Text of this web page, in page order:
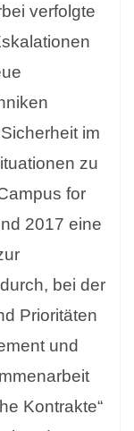
verfolgte
im
zu
for
2017 eine
bei der
Prioritäten
und
Kontrakte“